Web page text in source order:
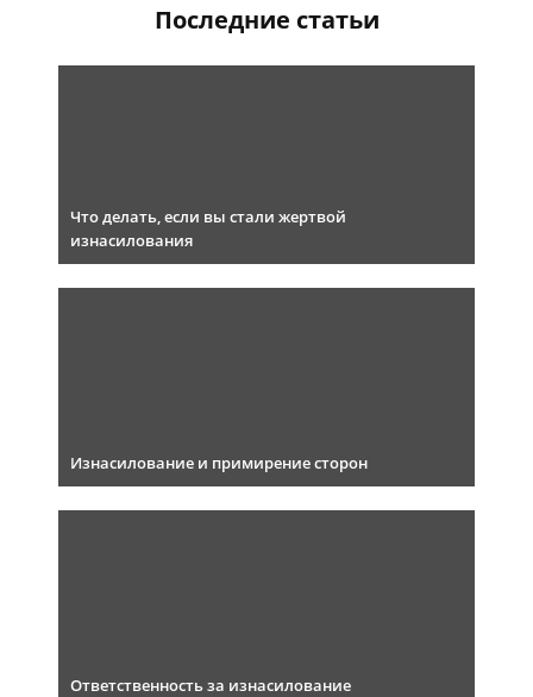
Последние статьи
Что делать, если вы стали жертвой
изнасилования
Изнасилование и примирение сторон
Ответственность за изнасилование